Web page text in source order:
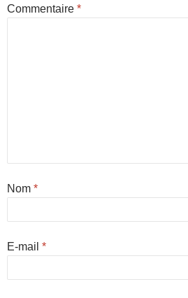
Commentaire *
Nom *
E-mail *